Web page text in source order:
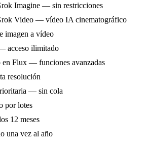
Imagine — sin restricciones
Video — vídeo IA cinematográfico
imagen a vídeo
acceso ilimitado
en Flux — funciones avanzadas
resolución
— sin cola
por lotes
12 meses
una vez al año